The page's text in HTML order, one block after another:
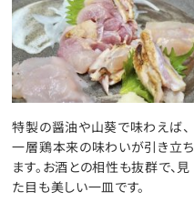
特製の醤油や山葵で味わえば、
一層鶏本来の味わいが引き立ち
ます。お酒との相性も抜群で、見
た目も美しい一皿です。